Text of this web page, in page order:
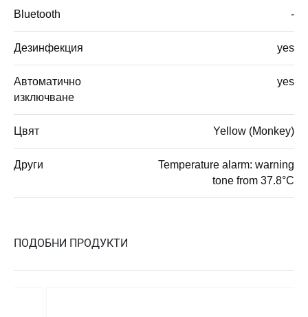
Bluetooth -
Дезинфекция yes
Автоматично
изключване
yes
Цвят Yellow (Monkey)
Други
Temperature alarm: warning
tone from 37.8°C
ПОДОБНИ ПРОДУКТИ